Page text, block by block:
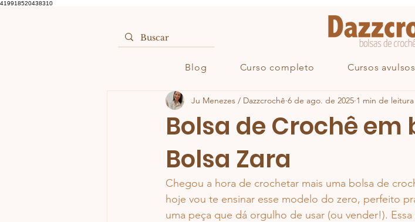
419918520438310
Blog Curso completo Cursos avulsos
Bolsa de Crochê
Bolsa Zara
Ju Menezes / Dazzcrochê 6 de ago. de 2025 1 min de leitura
Chegou a hora de crochetar mais uma bolsa de
hoje vou te ensinar esse modelo do zero, perfeito
uma peça que dá orgulho de usar (ou vender!). Essa